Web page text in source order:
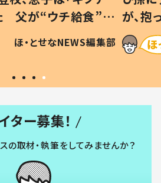
父が“ウチ給食”を
理由とは #令和の親
ほ・とせなNEWS編集部
が、
「涙が
い」
ター募集！
の取材・執筆をしてみませんか？